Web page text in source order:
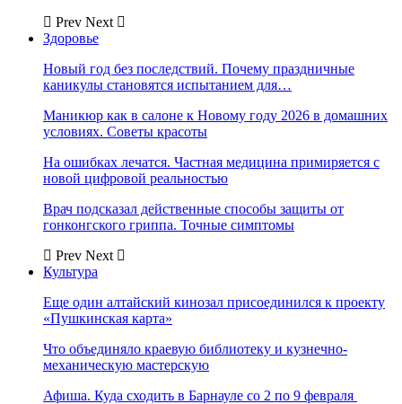
Prev Next
Здоровье
Новый год без последствий. Почему праздничные
каникулы становятся испытанием для…
Маникюр как в салоне к Новому году 2026 в домашних
условиях. Советы красоты
На ошибках лечатся. Частная медицина примиряется с
новой цифровой реальностью
Врач подсказал действенные способы защиты от
гонконгского гриппа. Точные симптомы
Prev Next
Культура
Еще один алтайский кинозал присоединился к проекту
«Пушкинская карта»
Что объединяло краевую библиотеку и кузнечно-
механическую мастерскую
Афиша. Куда сходить в Барнауле со 2 по 9 февраля